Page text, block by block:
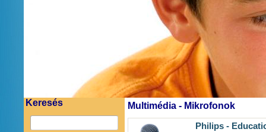
Keresés Multimédia - Mikrofonok
Philips -